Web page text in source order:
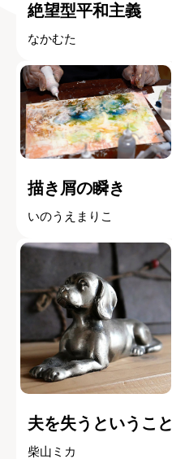
絶望型平和主義
なかむた
描き屑の瞬き
いのうえまりこ
夫を失うということ
柴山ミカ